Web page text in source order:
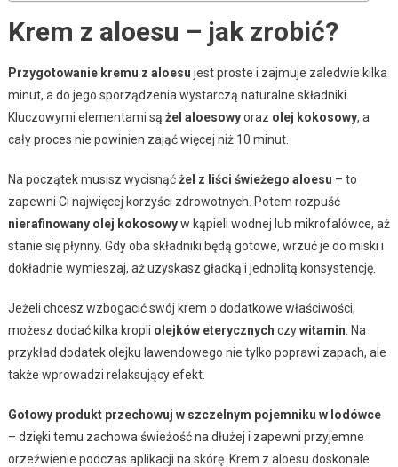
Krem z aloesu – jak zrobić?
Przygotowanie kremu z aloesu jest proste i zajmuje zaledwie kilka
minut, a do jego sporządzenia wystarczą naturalne składniki.
Kluczowymi elementami są żel aloesowyoraz olej kokosowy, a
cały proces nie powinien zająć więcej niż 10 minut.
Na początek musisz wycisnąćżel z liści świeżego aloesu – to
zapewni Ci najwięcej korzyści zdrowotnych. Potem rozpuść
nierafinowany olej kokosowyw kąpieli wodnej lub mikrofalówce, aż
stanie się płynny. Gdy oba składniki będą gotowe, wrzuć je do miski i
dokładnie wymieszaj, aż uzyskasz gładką i jednolitą konsystencję.
Jeżeli chcesz wzbogacić swój krem o dodatkowe właściwości,
możesz dodać kilka kropli olejków eterycznych czywitamin . Na
przykład dodatek olejku lawendowego nie tylko poprawi zapach, ale
także wprowadzi relaksujący efekt.
Gotowy produkt przechowuj w szczelnym pojemniku w lodówce
– dzięki temu zachowa świeżość na dłużej i zapewni przyjemne
orzeźwienie podczas aplikacji na skórę. Krem z aloesu doskonale